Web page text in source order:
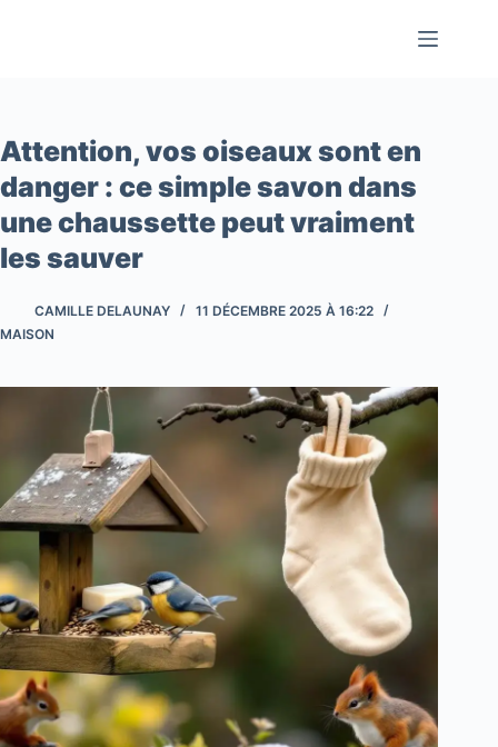
Attention, vos oiseaux sont en
danger : ce simple savon dans
une chaussette peut vraiment
les sauver
CAMILLE DELAUNAY
11 DÉCEMBRE 2025 À 16:22
MAISON